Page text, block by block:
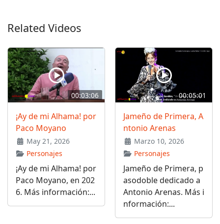
Related Videos
00:03:06
¡Ay de mi Alhama! por
Paco Moyano
May 21, 2026
Personajes
¡Ay de mi Alhama! por
Paco Moyano, en 202
6. Más información:...
00:05:01
Jameño de Primera, A
ntonio Arenas
Marzo 10, 2026
Personajes
Jameño de Primera, p
asodoble dedicado a
Antonio Arenas. Más i
nformación:...